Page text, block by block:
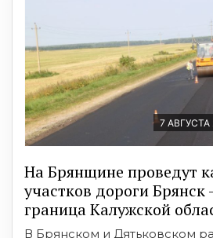
7 АВГУСТА
На Брянщине проведут
участков дороги Брянск
граница Калужской
В Брянском и Дятьковском